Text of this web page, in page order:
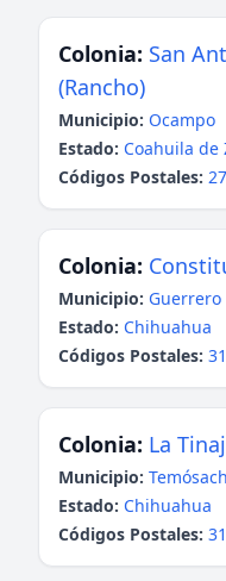
Colonia: San
(Rancho)
Municipio: Ocampo
Estado: Coahuila de
Códigos Postales:
Colonia:
Municipio: Guerrero
Estado: Chihuahua
Códigos Postales:
Colonia: La
Municipio:
Estado: Chihuahua
Códigos Postales: